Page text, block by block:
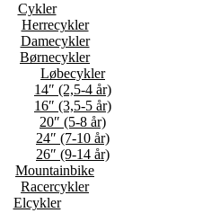
Cykler
Herrecykler
Damecykler
Børnecykler
Løbecykler
14″ (2,5-4 år)
16″ (3,5-5 år)
20″ (5-8 år)
24″ (7-10 år)
26″ (9-14 år)
Mountainbike
Racercykler
Elcykler